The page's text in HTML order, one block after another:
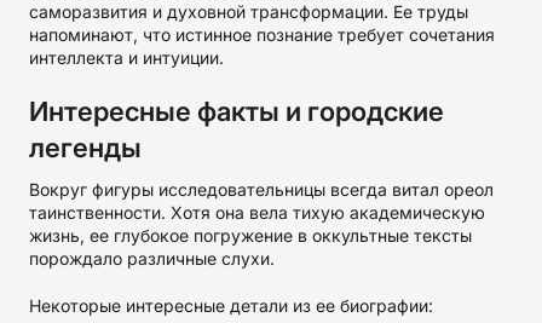
саморазвития и духовной трансформации. Ее труды
напоминают, что истинное познание требует сочетания
интеллекта и интуиции.
Интересные факты и городские
легенды
Вокруг фигуры исследовательницы всегда витал ореол
таинственности. Хотя она вела тихую академическую
жизнь, ее глубокое погружение в оккультные тексты
порождало различные слухи.
Некоторые интересные детали из ее биографии: